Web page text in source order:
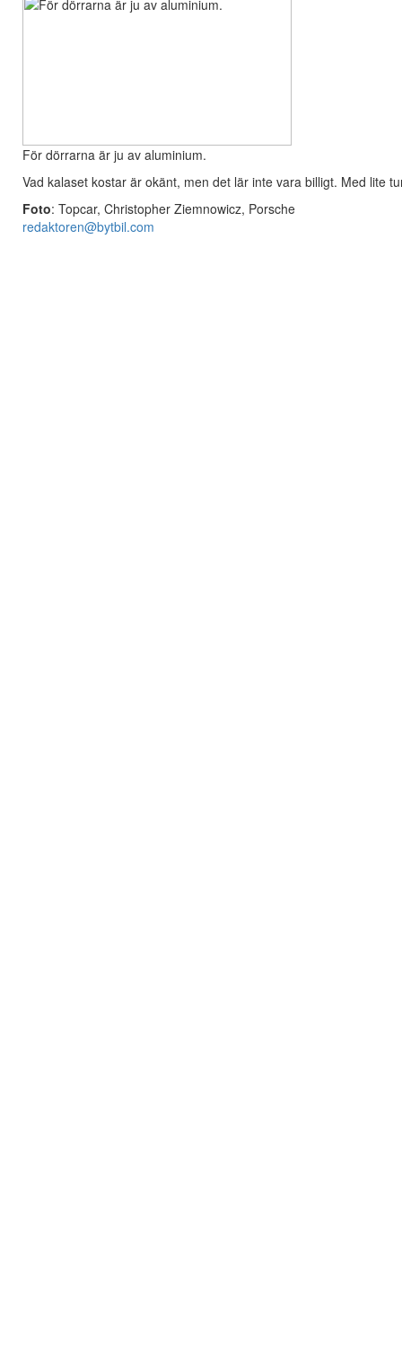
För dörrarna är ju av aluminium.
Vad kalaset kostar är okänt, men det lär inte vara billigt. Med lite
Foto: Topcar, Christopher Ziemnowicz, Porsche
redaktoren@bytbil.com